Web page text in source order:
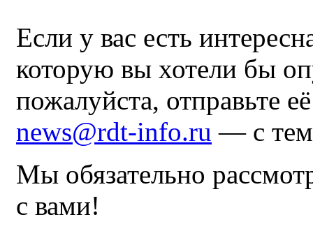
Если у вас есть
которую вы хотели бы
пожалуйста, отправьте
news@rdt-info.ru — с
Мы обязательно
с вами!